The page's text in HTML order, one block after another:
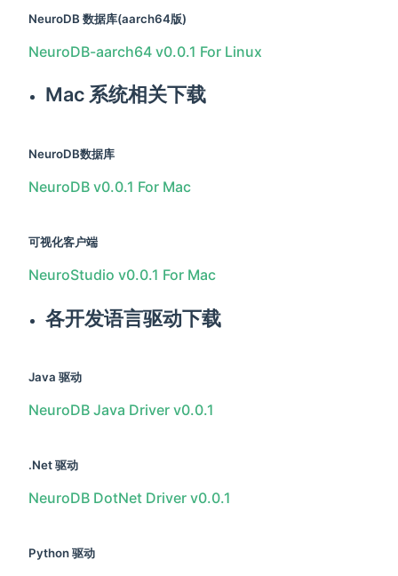
NeuroDB 数据库(aarch64版)
NeuroDB-aarch64 v0.0.1 For Linux
Mac 系统相关下载
NeuroDB数据库
NeuroDB v0.0.1 For Mac
可视化客户端
NeuroStudio v0.0.1 For Mac
各开发语言驱动下载
Java 驱动
NeuroDB Java Driver v0.0.1
.Net 驱动
NeuroDB DotNet Driver v0.0.1
Python 驱动